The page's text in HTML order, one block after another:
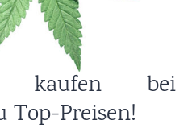
kaufen bei
Preisen!